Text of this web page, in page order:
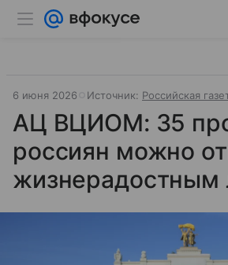
6 июня 2026 Источник: Российская
АЦ ВЦИОМ: 35
россиян можно